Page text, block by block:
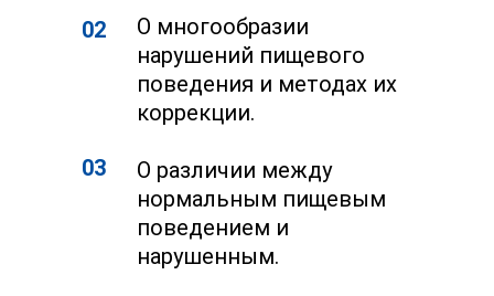
О многообразии
нарушений пищевого
поведения и методах их
коррекции.
О различии между
нормальным пищевым
поведением и
нарушенным.
02
03